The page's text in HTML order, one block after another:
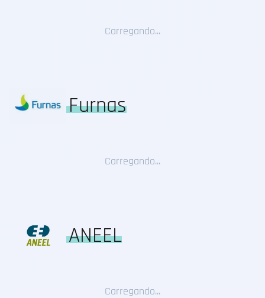
Carregando...
Furnas
Carregando...
ANEEL
Carregando...